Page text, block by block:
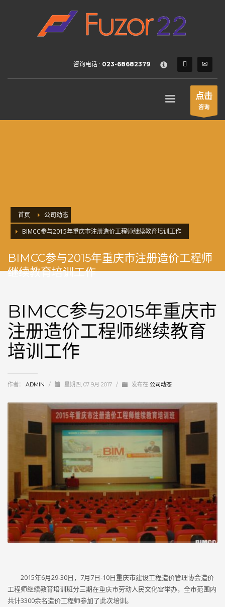
HOW TO SHOP
Login or create new account.
2 Review your order.
FREEshipment
If you still have problems, please let us know, by sending an
SHOWROOM HOURS
咨询电话 : 023-68682379
点击
咨询
首页
公司动态
BIMCC参与2015年重庆市注册造价工程师继续教育培训工作
BIMCC参与2015年重庆市注册造价工程师
继续教育培训工作
BIMCC参与2015年重庆市
注册造价工程师继续教育
培训工作
作者： ADMIN / 星期四, 07 9月 2017 / 发布在 公司动态
2015年6月29-30日，7月7日-10日重庆市建设工程造价管理协会造价
工程师继续教育培训班分三期在重庆市劳动人民文化宫举办，全市范围内
共计3300余名造价工程师参加了此次培训。